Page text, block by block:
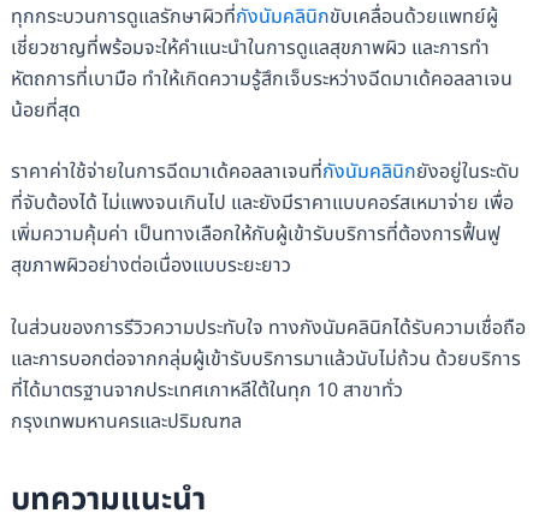
ทุกกระบวนการดูแลรักษาผิวที่กังนัมคลินิกขับเคลื่อนด้วยแพทย์ผู้
เชี่ยวชาญที่พร้อมจะให้คำแนะนำในการดูแลสุขภาพผิว และการทำ
หัตถการที่เบามือ ทำให้เกิดความรู้สึกเจ็บระหว่างฉีดมาเด้คอลลาเจน
น้อยที่สุด
ราคาค่าใช้จ่ายในการฉีดมาเด้คอลลาเจนที่กังนัมคลินิกยังอยู่ในระดับ
ที่จับต้องได้ ไม่แพงจนเกินไป และยังมีราคาแบบคอร์สเหมาจ่าย เพื่อ
เพิ่มความคุ้มค่า เป็นทางเลือกให้กับผู้เข้ารับบริการที่ต้องการฟื้นฟู
สุขภาพผิวอย่างต่อเนื่องแบบระยะยาว
ในส่วนของการรีวิวความประทับใจ ทางกังนัมคลินิกได้รับความเชื่อถือ
และการบอกต่อจากกลุ่มผู้เข้ารับบริการมาแล้วนับไม่ถ้วน ด้วยบริการ
ที่ได้มาตรฐานจากประเทศเกาหลีใต้ในทุก 10 สาขาทั่ว
กรุงเทพมหานครและปริมณฑล
บทความแนะนำ